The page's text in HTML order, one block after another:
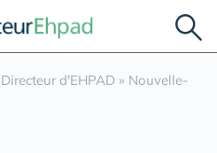
d'EHPAD » Nouvelle-